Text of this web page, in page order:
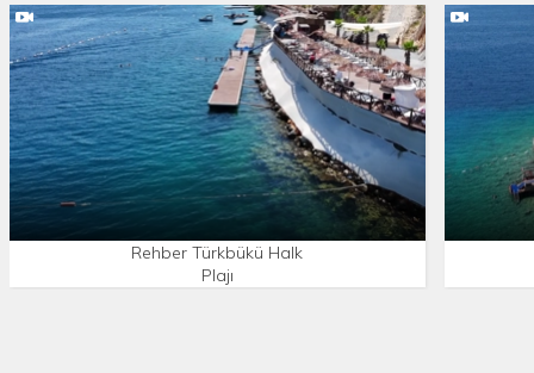
Rehber Türkbükü Halk
Plajı